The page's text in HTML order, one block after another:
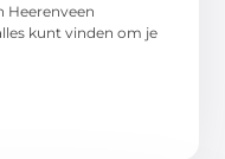
Heerenveen
kunt vinden om je